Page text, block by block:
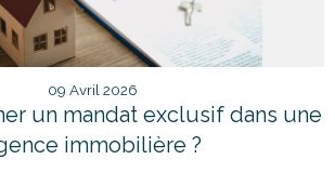
09 Avril 2026
un mandat exclusif dans une
immobilière ?